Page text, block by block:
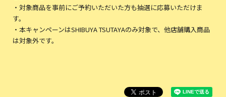
・対象商品を事前にご予約いただいた方も抽選に応募いただけま
す。
・本キャンペーンはSHIBUYA TSUTAYAのみ対象で、他店舗購入商品
は対象外です。